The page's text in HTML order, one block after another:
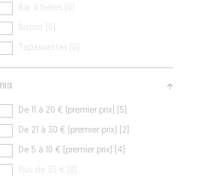
Bar à bières [0]
Bistrot [0]
Tapassiettes [0]
PRIX
De 11 à 20 € (premier prix) [5]
De 21 à 30 € (premier prix) [2]
De 5 à 10 € (premier prix) [4]
Plus de 35 € [0]